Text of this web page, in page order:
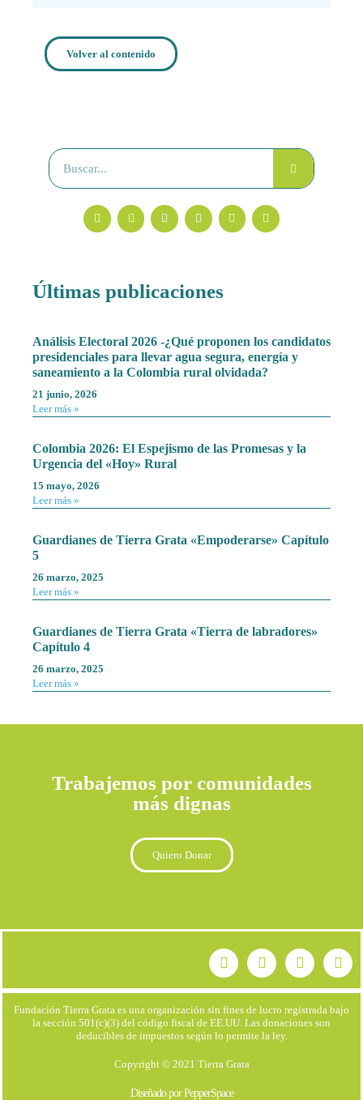
Volver al contenido
Últimas publicaciones
Análisis Electoral 2026 -¿Qué proponen los candidatos
presidenciales para llevar agua segura, energía y
saneamiento a la Colombia rural olvidada?
21 junio, 2026
Leer más »
Colombia 2026: El Espejismo de las Promesas y la
Urgencia del «Hoy» Rural
15 mayo, 2026
Leer más »
Guardianes de Tierra Grata «Empoderarse» Capítulo
5
26 marzo, 2025
Leer más »
Guardianes de Tierra Grata «Tierra de labradores»
Capítulo 4
26 marzo, 2025
Leer más »
Trabajemos por comunidades
más dignas
Quiero Donar
Fundación Tierra Grata es una organización sin fines de lucro registrada bajo
la sección 501(c)(3) del código fiscal de EE.UU. Las donaciones son
deducibles de impuestos según lo permite la ley.
Copyright © 2021 Tierra Grata
Diseñado por PepperSpace